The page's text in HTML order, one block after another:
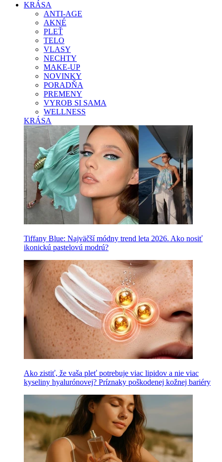
KRÁSA
ANTI-AGE
AKNÉ
PLEŤ
TELO
VLASY
NECHTY
MAKE-UP
NOVINKY
PORADŇA
PREMENY
VYROB SI SAMA
WELLNESS
KRÁSA
Tiffany Blue: Najväčší módny trend leta 2026. Ako nosiť
ikonickú pastelovú modrú?
Ako zistiť, že vaša pleť potrebuje viac lipidov a nie viac
kyseliny hyalurónovej? Príznaky poškodenej kožnej bariéry